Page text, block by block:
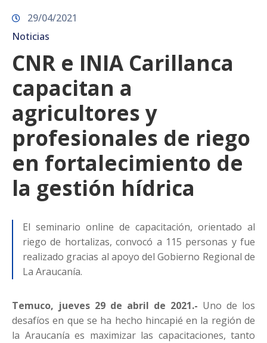
29/04/2021
Noticias
CNR e INIA Carillanca
capacitan a
agricultores y
profesionales de riego
en fortalecimiento de
la gestión hídrica
El seminario online de capacitación, orientado al
riego de hortalizas, convocó a 115 personas y fue
realizado gracias al apoyo del Gobierno Regional de
La Araucanía.
Temuco, jueves 29 de abril de 2021.- Uno de los
desafíos en que se ha hecho hincapié en la región de
la Araucanía es maximizar las capacitaciones, tanto